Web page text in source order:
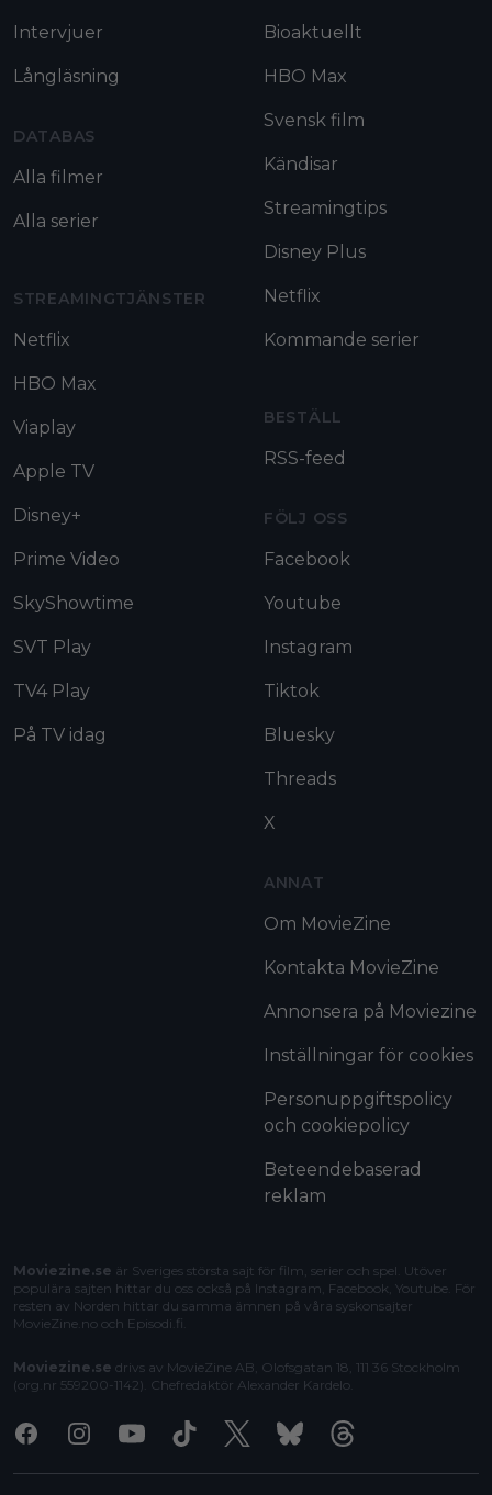
Intervjuer
Långläsning
DATABAS
Alla filmer
Alla serier
STREAMINGTJÄNSTER
Netflix
HBO Max
Viaplay
Apple TV
Disney+
Prime Video
SkyShowtime
SVT Play
TV4 Play
På TV idag
Bioaktuellt
HBO Max
Svensk film
Kändisar
Streamingtips
Disney Plus
Netflix
Kommande serier
BESTÄLL
RSS-feed
FÖLJ OSS
Facebook
Youtube
Instagram
Tiktok
Bluesky
Threads
X
ANNAT
Om MovieZine
Kontakta MovieZine
Annonsera på Moviezine
Inställningar för cookies
Personuppgiftspolicy
och cookiepolicy
Beteendebaserad
reklam
Moviezine.se är Sveriges största sajt för film, serier och spel. Utöver
populära sajten hittar du oss också på Instagram, Facebook, Youtube. För
resten av Norden hittar du samma ämnen på våra syskonsajter
MovieZine.no och Episodi.fi
Moviezine.se drivs av MovieZine AB, Olofsgatan 18, 111 36 Stockholm
(org.nr 559200-1142). Chefredaktör Alexander Kardelo
FacebookInstagramYoutubeTiktok X BlueskyThreads